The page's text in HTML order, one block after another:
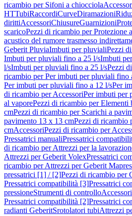
ricambio per Sifoni a chiocciola
HTTubiRaccordiCurveDiramazioni
dirittiAccessoriChiusureGuarnizioni
scaricoPezzi di ricambio per Protezione
acustico del rumore trasmesso
Geberit PluviaImbuti per pluvialiPezzi
Imbuti per pluviali fino a 25 l/sImbuti
l/sImbuti per pluviali fino a 25 l/sPezzi
ricambio per Per imbuti per pluviali fino
Per imbuti per pluviali fino a 12 l/sPer
di ricambio per AccessoriPer imbuti per
al vaporePezzi di ricambio per Elementi
cmPezzi di ricambio per Scarichi a
pavimento 13 x 13 cmPezzi di ricambio
cmAccessoriPezzi di ricambio per
Pressatrici manualiPressatrici
di ricambio per Attrezzi per la
Attrezzi per Geberit VolexPressatrici
ricambio per Attrezzi per Geberit
pressatrici [1] / [2]Pezzi di ricambio per
Pressatrici compatibilità [3]Pressatrici
pressioneStrumenti di controlloAccessori
Pressatrici compatibilità [2]Pressatrici
radianti GeberitSrotolatori tubiAttrezzi